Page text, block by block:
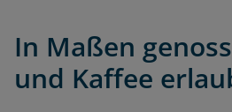
In Maßen
und Kaffee